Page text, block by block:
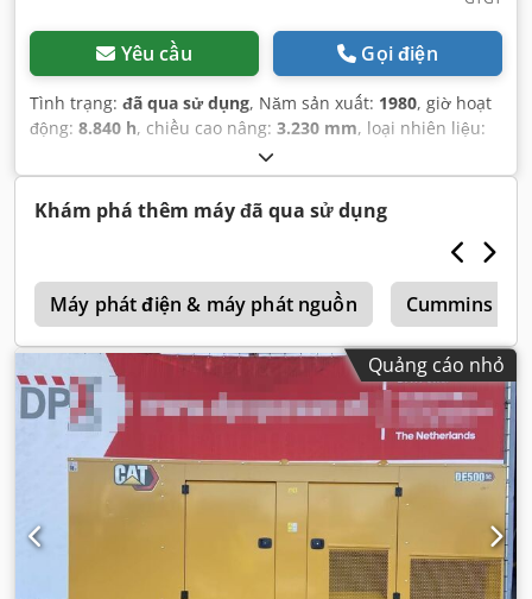
Yêu cầu Gọi điện
Tình trạng: đã qua sử dụng, Năm sản xuất: 1980, giờ hoạt
động: 8.840 h, chiều cao nâng: 3.230 mm, loại nhiên liệu:
, chiều dài càng:
rộng càng:2.280 mm, tổng chiều cao:3.560 mm, tổng
chiều dài:5.070 mm , tổng chiều rộng: 2.560 mm
xanh lam
Khám phá thêm máy đã qua sử dụng
Máy phát điện & máy phát nguồn Cummins
Quảng cáo nhỏ